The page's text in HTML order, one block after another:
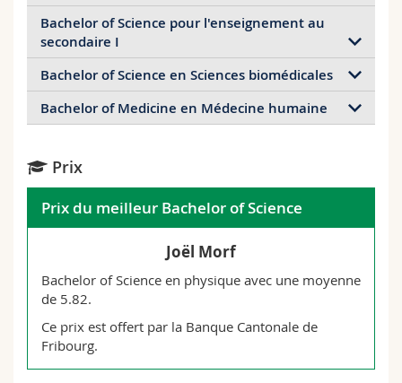
Noemi Bionda
Azzurra Colautti
Lisa Furter
Afrim Havolli
Thomas Jonin
Jacopo Giacobbe Ödün
Vincent Paillard
Maya Boschung
Edouard Brülhart
Micaela Dassié
Maria Gruber
Nathan Guigoz
Giovanni Calligher
Antoine Carron
Siria Depedrini
Marc Charles Grandjean
Samira Thalia Hermann
David Baschung
Daniel Borcard
Nicolas Bovet
Lucas Bürgi
Giorgio Camozzi
Atdhe Ahmeti
Vanessa Audergon
Anaclet Déguénon
Romain Eltschinger
Laura Angèle Eracle
Manuel Helfer
Sylvain Lambert
Romane Albisetti
Lola Albrecht
Bastien Avanthay
Priscilla Bärtschi
Quentin Baud
Bachelor of Science pour l'enseignement au
secondaire I
Gaëtan Ançay
Julie Diane Cottet
Bastien Germanier
Bachelor of Science en Sciences biomédicales
Mélanie Bangerter
Léa Chèvre
Maxime Combernous
Bachelor of Medicine en Médecine humaine
Valentine Acheriteguy
Rahel Aeschbacher
Esther Altmann
Prix
Prix du meilleur Bachelor of Science
Joël Morf
Bachelor of Science en physique avec une moyenne
de 5.82.
Ce prix est offert par la Banque Cantonale de
Fribourg.